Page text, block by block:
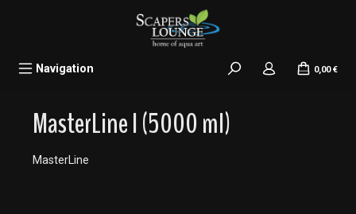
Navigation 0,00 €
MasterLine I (5000 ml)
MasterLine